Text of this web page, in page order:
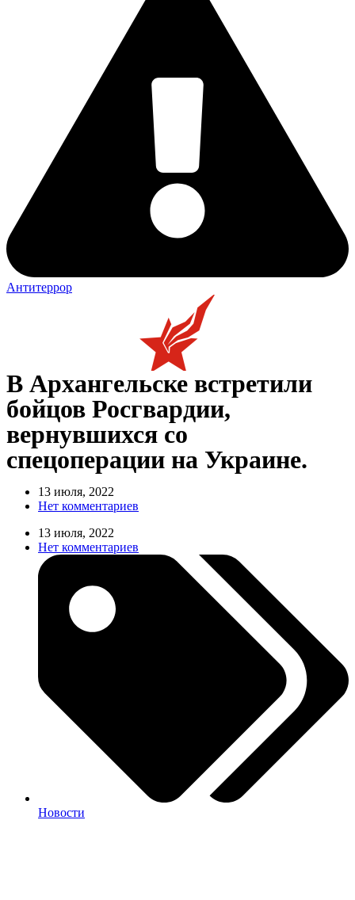
Антитеррор
В Архангельске встретили
бойцов Росгвардии,
вернувшихся со
спецоперации на Украине.
13 июля, 2022
Нет комментариев
13 июля, 2022
Нет комментариев
Новости